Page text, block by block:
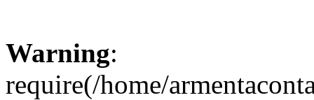
Warning:
require(/home/